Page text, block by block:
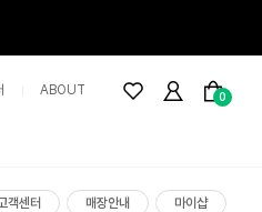
ABOUT 0
객센터 매장안내 마이샵